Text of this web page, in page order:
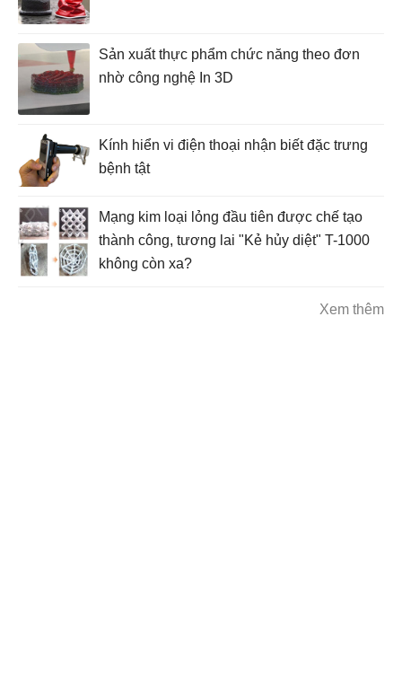
Sản xuất thực phẩm chức năng theo đơn
nhờ công nghệ In 3D
Kính hiển vi điện thoại nhận biết đặc trưng
bệnh tật
Mạng kim loại lỏng đầu tiên được chế tạo
thành công, tương lai "Kẻ hủy diệt" T-1000
không còn xa?
Xem thêm